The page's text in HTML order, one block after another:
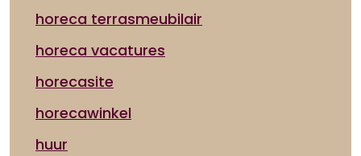
horeca terrasmeubilair
horeca vacatures
horecasite
horecawinkel
huur